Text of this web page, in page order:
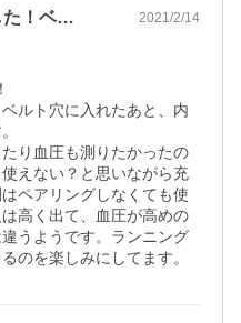
た！ベ… 2021/2/14
ルト穴に入れたあと、内
り血圧も測りたかったの
えない？と思いながら充
ペアリングしなくても使
高く出て、血圧が高めの
うようです。ランニング
のを楽しみにしてます。